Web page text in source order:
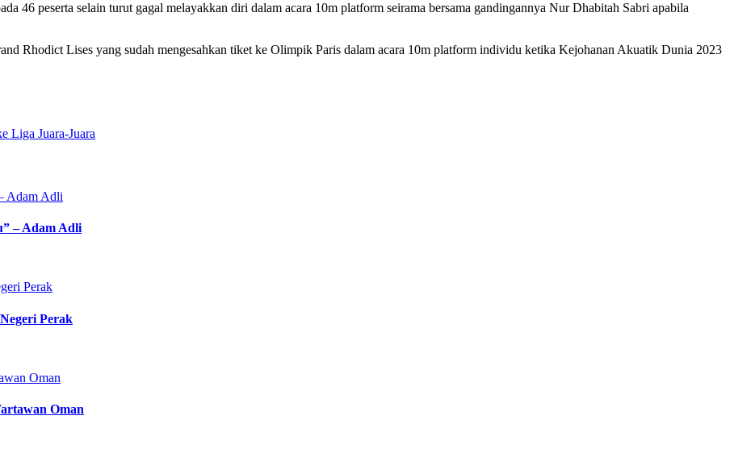
46 peserta selain turut gagal melayakkan diri dalam acara 10m platform seirama bersama gandingannya Nur Dhabitah Sabri apabila
Rhodict Lises yang sudah mengesahkan tiket ke Olimpik Paris dalam acara 10m platform individu ketika Kejohanan Akuatik Dunia 2023
Liga Juara-Juara
– Adam Adli
Perak
Oman